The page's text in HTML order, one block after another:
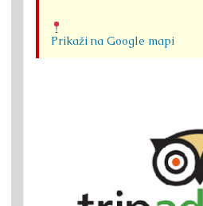
Prikaži na Google mapi